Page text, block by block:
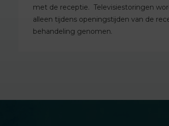
met de receptie. Televisiestoringen
alleen tijdens openingstijden van de
behandeling genomen.